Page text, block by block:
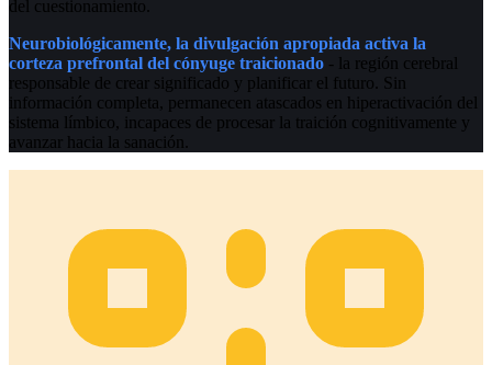
del cuestionamiento.
Neurobiológicamente, la divulgación apropiada activa la
corteza prefrontal del cónyuge traicionado - la región cerebral
responsable de crear significado y planificar el futuro. Sin
información completa, permanecen atascados en hiperactivación del
sistema límbico, incapaces de procesar la traición cognitivamente y
avanzar hacia la sanación.